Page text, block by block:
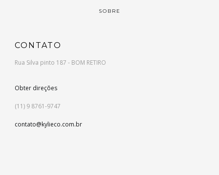
SOBRE
CONTATO
Rua Silva pinto 187 - BOM RETIRO
Obter direções
(11) 9 8761-9747
contato@kylieco.com.br